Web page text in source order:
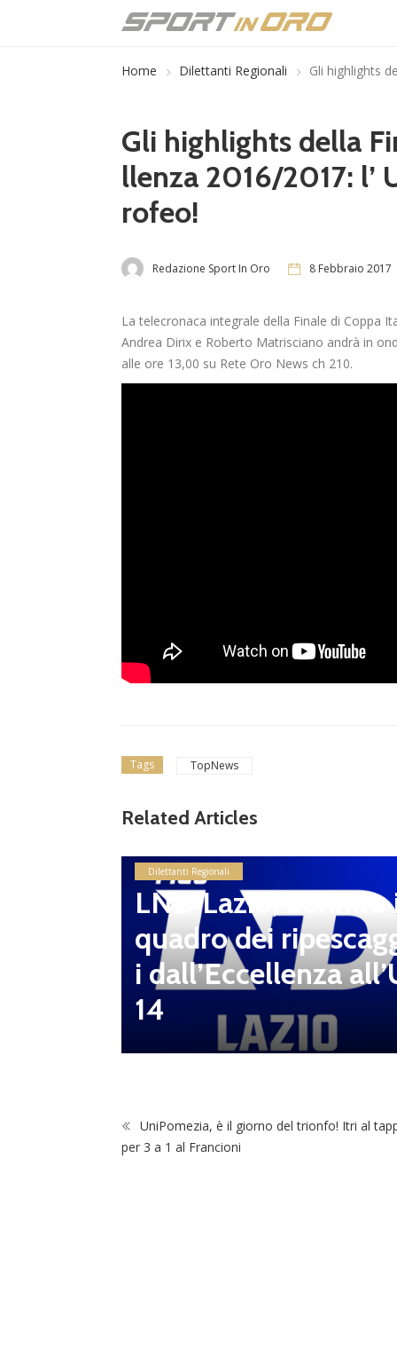
Home Dilettanti Regionali Gli highlights
Gli highlights della
llenza 2016/2017: l’
rofeo!
Redazione Sport In Oro 8 Febbraio 2017
La telecronaca integrale della Finale di Coppa
Andrea Dirix e Roberto Matrisciano andrà in
alle ore 13,00 su Rete Oro News ch 210.
Tags TopNews
Related Articles
Dilettanti Regionali
LND Lazio, definito
quadro dei
i dall’Eccellenza
14
UniPomezia, è il giorno del trionfo! Itri al
per 3 a 1 al Francioni